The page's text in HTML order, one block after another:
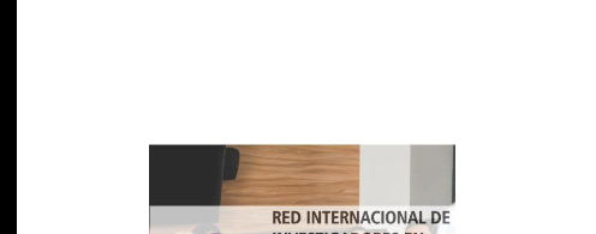
Imagen de portada